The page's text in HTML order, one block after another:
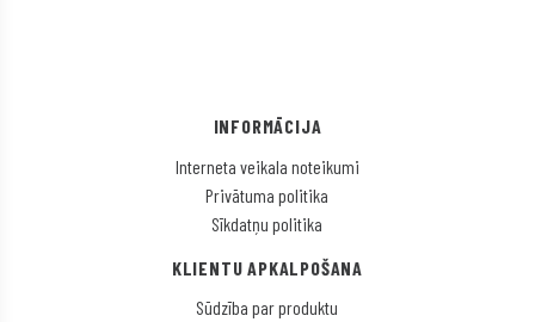
INFORMĀCIJA
Interneta veikala noteikumi
Privātuma politika
Sīkdatņu politika
KLIENTU APKALPOŠANA
Sūdzība par produktu